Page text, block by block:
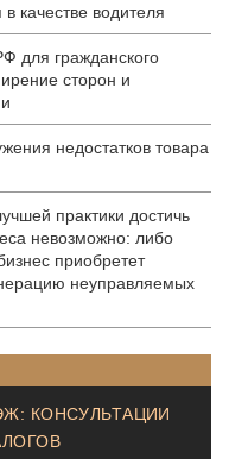
в качестве водителя
для гражданского
сторон и
недостатков товара
практики достичь
невозможно: либо
приобретет
неуправляемых
КОНСУЛЬТАЦИИ